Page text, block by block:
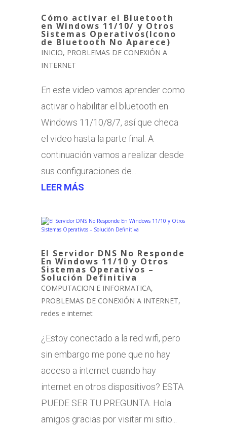
Cómo activar el Bluetooth
en Windows 11/10/ y Otros
Sistemas Operativos(Icono
de Bluetooth No Aparece)
INICIO, PROBLEMAS DE CONEXIÓN A
INTERNET
En este video vamos aprender como
activar o habilitar el bluetooth en
Windows 11/10/8/7, así que checa
el video hasta la parte final. A
continuación vamos a realizar desde
sus configuraciones de...
LEER MÁS
El Servidor DNS No Responde
En Windows 11/10 y Otros
Sistemas Operativos –
Solución Definitiva
COMPUTACION E INFORMATICA,
PROBLEMAS DE CONEXIÓN A INTERNET,
redes e internet
¿Estoy conectado a la red wifi, pero
sin embargo me pone que no hay
acceso a internet cuando hay
internet en otros dispositivos? ESTA
PUEDE SER TU PREGUNTA. Hola
amigos gracias por visitar mi sitio...